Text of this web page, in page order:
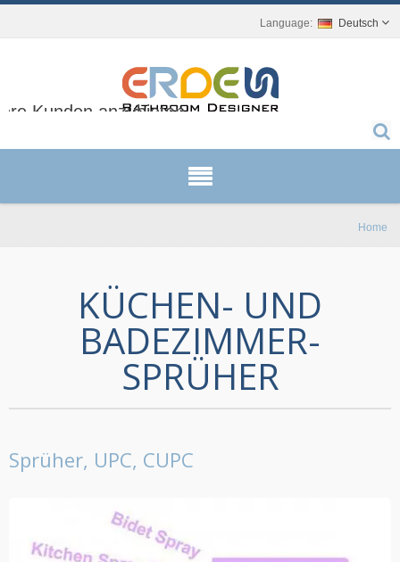
Deutsch
Kunden anzubieten.
Home
KÜCHEN- UND
BADEZIMMER-
SPRÜHER
Sprüher, UPC, CUPC